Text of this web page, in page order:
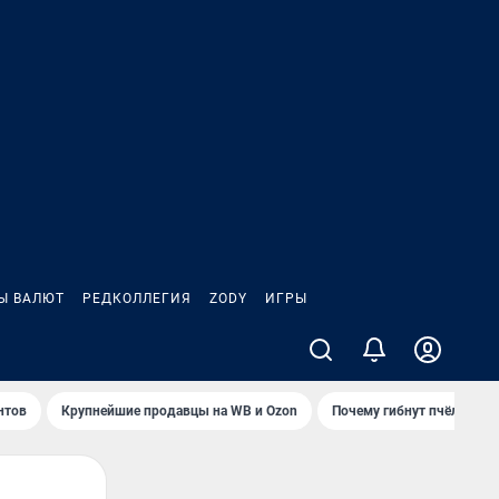
ВАЛЮТ РЕДКОЛЛЕГИЯ ZODY ИГРЫ
Крупнейшие продавцы на WB и Ozon Почему гибнут пчёлы?